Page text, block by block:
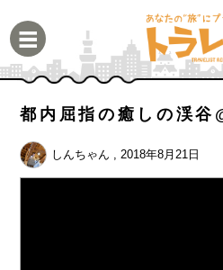
都内屈指の癒しの渓谷
しんちゃん , 2018年8月21日